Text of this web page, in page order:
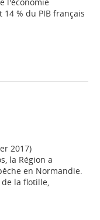
% du PIB français
2017)
la Région a
en Normandie.
la flotille,